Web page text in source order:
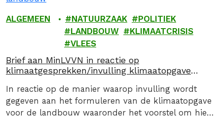
ALGEMEEN NATUURZAAK
POLITIEK
LANDBOUW
KLIMAATCRISIS
VLEES
Brief aan MinLVVN in reactie op
klimaatgesprekken/invulling klimaatopgave
In reactie op de manier waarop invulling wordt
gegeven aan het formuleren van de klimaatopgave
voor de landbouw waaronder het voorstel om hier